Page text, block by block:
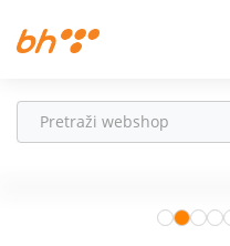
Fiksna